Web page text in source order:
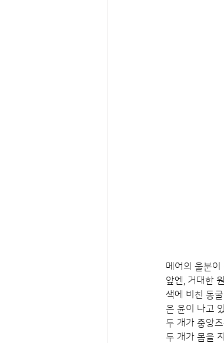
메어의 울분이
앞엔, 거대한
색에 비친 동
은 윤이 나고
두 개가 중앙
두 개가 몸을